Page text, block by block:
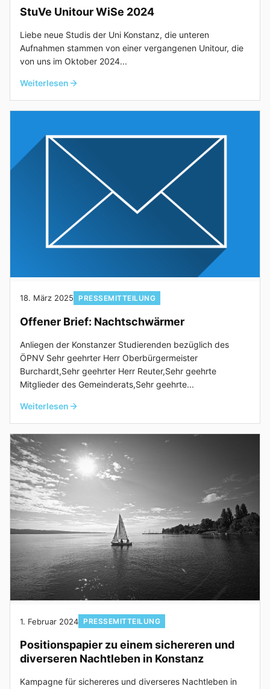
StuVe Unitour WiSe 2024
Liebe neue Studis der Uni Konstanz, die unteren
Aufnahmen stammen von einer vergangenen Unitour, die
von uns im Oktober 2024...
Weiterlesen
18. März 2025 PRESSEMITTEILUNG
Offener Brief: Nachtschwärmer
Anliegen der Konstanzer Studierenden bezüglich des
ÖPNV Sehr geehrter Herr Oberbürgermeister
Burchardt,Sehr geehrter Herr Reuter,Sehr geehrte
Mitglieder des Gemeinderats,Sehr geehrte...
Weiterlesen
1. Februar 2024 PRESSEMITTEILUNG
Positionspapier zu einem sichereren und
diverseren Nachtleben in Konstanz
Kampagne für sichereres und diverseres Nachtleben in